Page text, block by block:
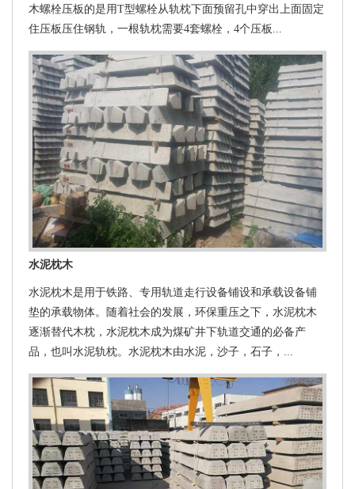
木螺栓压板的是用T型螺栓从轨枕下面预留孔中穿出上面固定
住压板压住钢轨，一根轨枕需要4套螺栓，4个压板...
水泥枕木
水泥枕木是用于铁路、专用轨道走行设备铺设和承载设备铺
垫的承载物体。随着社会的发展，环保重压之下，水泥枕木
逐渐替代木枕，水泥枕木成为煤矿井下轨道交通的必备产
品，也叫水泥轨枕。水泥枕木由水泥，沙子，石子，...